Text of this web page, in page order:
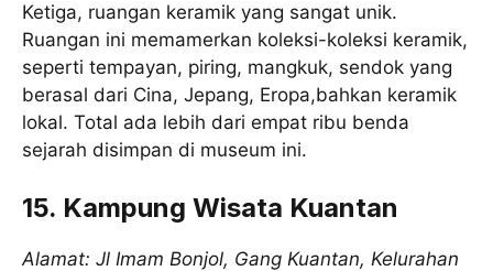
Ketiga, ruangan keramik yang sangat unik.
Ruangan ini memamerkan koleksi-koleksi keramik,
seperti tempayan, piring, mangkuk, sendok yang
berasal dari Cina, Jepang, Eropa,bahkan keramik
lokal. Total ada lebih dari empat ribu benda
sejarah disimpan di museum ini.
15. Kampung Wisata Kuantan
Alamat: Jl Imam Bonjol, Gang Kuantan, Kelurahan